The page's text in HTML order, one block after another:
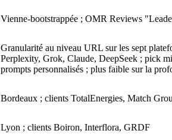
Vienne-bootstrappée ; OMR Reviews
Granularité au niveau URL sur les sept
Perplexity, Grok, Claude, DeepSeek ; pick
prompts personnalisés ; plus faible sur la
Bordeaux ; clients TotalEnergies, Match
Lyon ; clients Boiron, Interflora, GRDF